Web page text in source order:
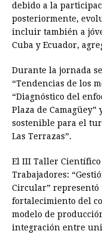
debido a la
posteriormente,
incluir también a
Cuba y Ecuador,
Durante la jornada
“Tendencias de los
“Diagnóstico del
Plaza de
sostenible para el
Las Terrazas”.
El III Taller Científico
Trabajadores:
Circular” representó
fortalecimiento del
modelo de
integración entre